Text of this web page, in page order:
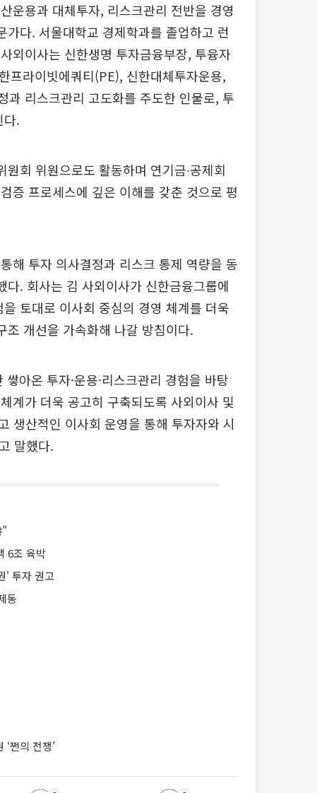
운용과 대체투자, 리스크관리 전반을 경영
다. 서울대학교 경제학과를 졸업하고 런
외이사는 신한생명 투자금융부장, 투융자
프라이빗에쿼티(PE), 신한대체투자운용,
과 리스크관리 고도화를 주도한 인물로, 투
다.
회 위원으로도 활동하며 연기금∙공제회
증 프로세스에 깊은 이해를 갖춘 것으로 평
해 투자 의사결정과 리스크 통제 역량을 동
. 회사는 김 사외이사가 신한금융그룹에
토대로 이사회 중심의 경영 체계를 더욱
조 개선을 가속화해 나갈 방침이다.
아온 투자·운용·리스크관리 경험을 바탕
계가 더욱 공고히 구축되도록 사외이사 및
생산적인 이사회 운영을 통해 투자자와 시
말했다.
"
6조 육박
' 투자 권고
동
쩐의 전쟁’